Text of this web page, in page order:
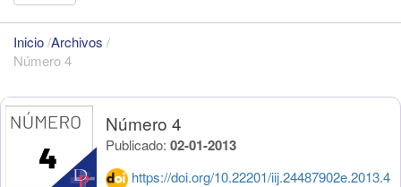
Inicio/Archivos /
Número 4
Número 4
Publicado: 02-01-2013
https://doi.org/10.22201/iij.24487902e.2013.4